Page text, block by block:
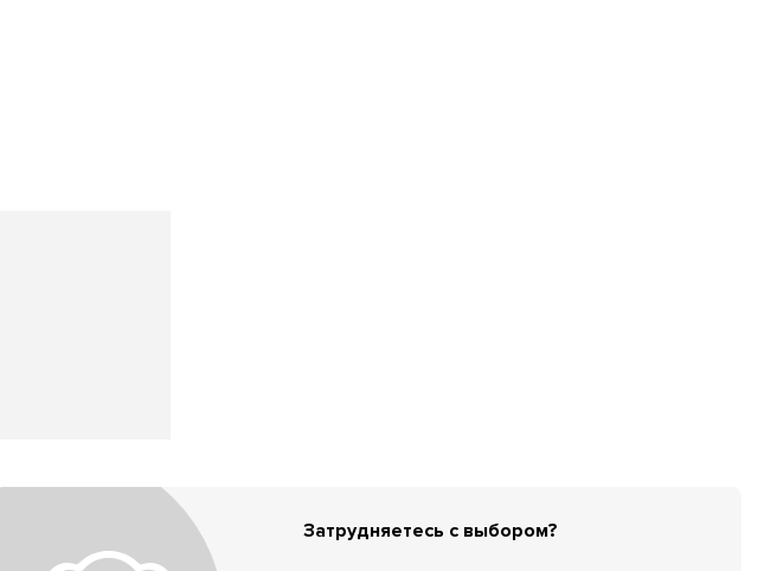
Затрудняетесь с выбором?